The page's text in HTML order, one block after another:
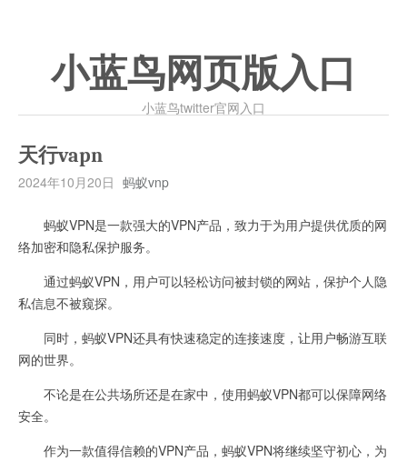
小蓝鸟网页版入口
小蓝鸟twitter官网入口
天行vapn
2024年10月20日 蚂蚁vnp
蚂蚁VPN是一款强大的VPN产品，致力于为用户提供优质的网
络加密和隐私保护服务。
通过蚂蚁VPN，用户可以轻松访问被封锁的网站，保护个人隐
私信息不被窥探。
同时，蚂蚁VPN还具有快速稳定的连接速度，让用户畅游互联
网的世界。
不论是在公共场所还是在家中，使用蚂蚁VPN都可以保障网络
安全。
作为一款值得信赖的VPN产品，蚂蚁VPN将继续坚守初心，为